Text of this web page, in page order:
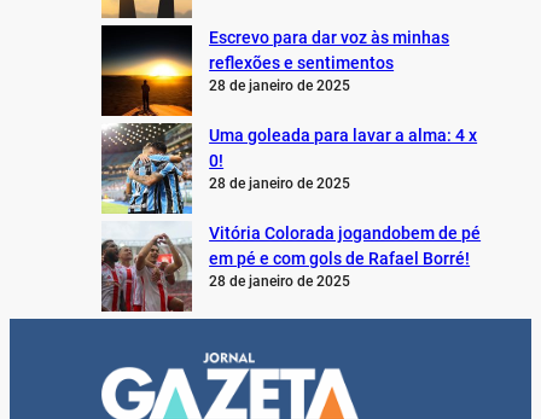
Escrevo para dar voz às minhas
reflexões e sentimentos
28 de janeiro de 2025
Uma goleada para lavar a alma: 4 x
0!
28 de janeiro de 2025
Vitória Colorada jogandobem de pé
em pé e com gols de Rafael Borré!
28 de janeiro de 2025